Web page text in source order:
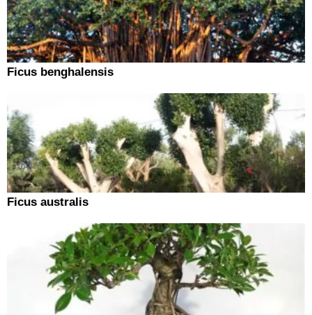
Ficus benghalensis
Ficus australis